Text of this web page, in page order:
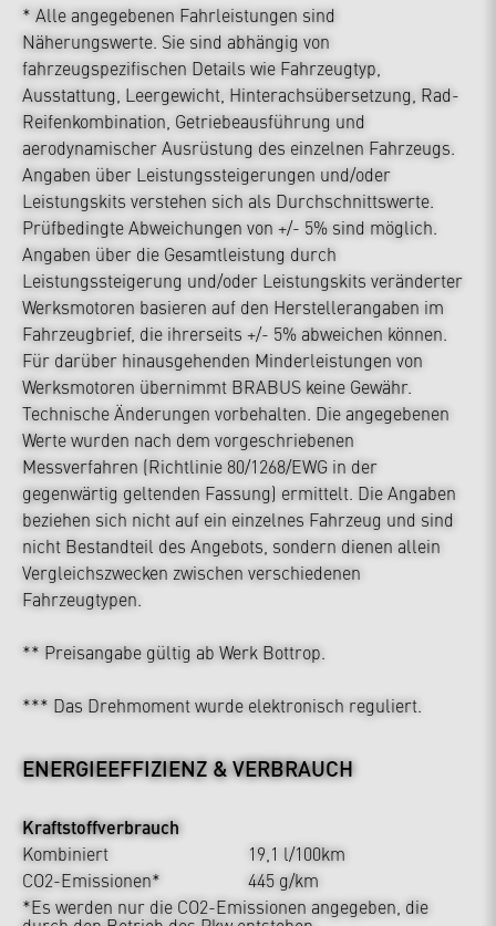
* Alle angegebenen Fahrleistungen sind
Näherungswerte. Sie sind abhängig von
fahrzeugspezifischen Details wie Fahrzeugtyp,
Ausstattung, Leergewicht, Hinterachsübersetzung, Rad-
Reifenkombination, Getriebeausführung und
aerodynamischer Ausrüstung des einzelnen Fahrzeugs.
Angaben über Leistungssteigerungen und/oder
Leistungskits verstehen sich als Durchschnittswerte.
Prüfbedingte Abweichungen von +/- 5% sind möglich.
Angaben über die Gesamtleistung durch
Leistungssteigerung und/oder Leistungskits veränderter
Werksmotoren basieren auf den Herstellerangaben im
Fahrzeugbrief, die ihrerseits +/- 5% abweichen können.
Für darüber hinausgehenden Minderleistungen von
Werksmotoren übernimmt BRABUS keine Gewähr.
Technische Änderungen vorbehalten. Die angegebenen
Werte wurden nach dem vorgeschriebenen
Messverfahren (Richtlinie 80/1268/EWG in der
gegenwärtig geltenden Fassung) ermittelt. Die Angaben
beziehen sich nicht auf ein einzelnes Fahrzeug und sind
nicht Bestandteil des Angebots, sondern dienen allein
Vergleichszwecken zwischen verschiedenen
Fahrzeugtypen.
** Preisangabe gültig ab Werk Bottrop.
*** Das Drehmoment wurde elektronisch reguliert.
ENERGIEEFFIZIENZ & VERBRAUCH
Kraftstoffverbrauch
Kombiniert
19,1 l/100km
CO2-Emissionen*
445 g/km
*Es werden nur die CO2-Emissionen angegeben, die